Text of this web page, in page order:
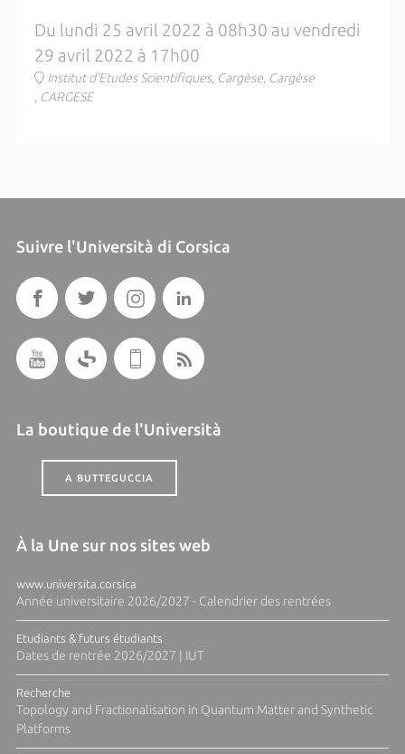
Du lundi 25 avril 2022 à 08h30 au vendredi
29 avril 2022 à 17h00
Institut d'Etudes Scientifiques, Cargèse, Cargèse
, CARGESE
Suivre l'Università di Corsica
La boutique de l'Università
A BUTTEGUCCIA
À la Une sur nos sites web
www.universita.corsica
Année universitaire 2026/2027 - Calendrier des rentrées
Etudiants & futurs étudiants
Dates de rentrée 2026/2027 | IUT
Recherche
Topology and Fractionalisation in Quantum Matter and Synthetic
Platforms